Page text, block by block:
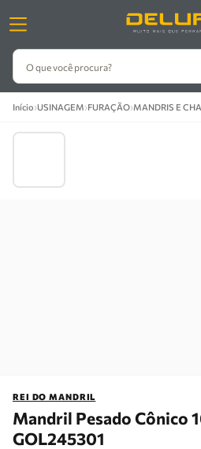
O que você procura?
Início›USINAGEM›FURAÇÃO›MANDRIS E
REI DO MANDRIL
Mandril Pesado Cônico
GOL245301